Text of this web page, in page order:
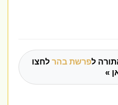
לפרשת בהרלחצו
»